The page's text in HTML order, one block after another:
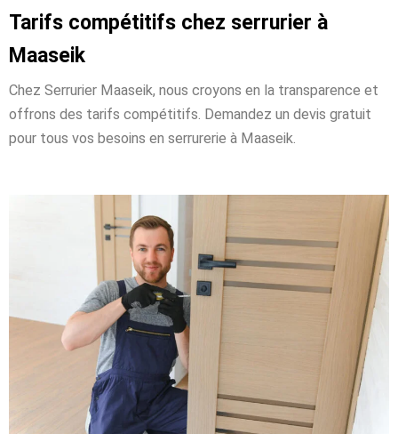
Tarifs compétitifs chez serrurier à
Maaseik
Chez Serrurier Maaseik, nous croyons en la transparence et
offrons des tarifs compétitifs. Demandez un devis gratuit
pour tous vos besoins en serrurerie à Maaseik.